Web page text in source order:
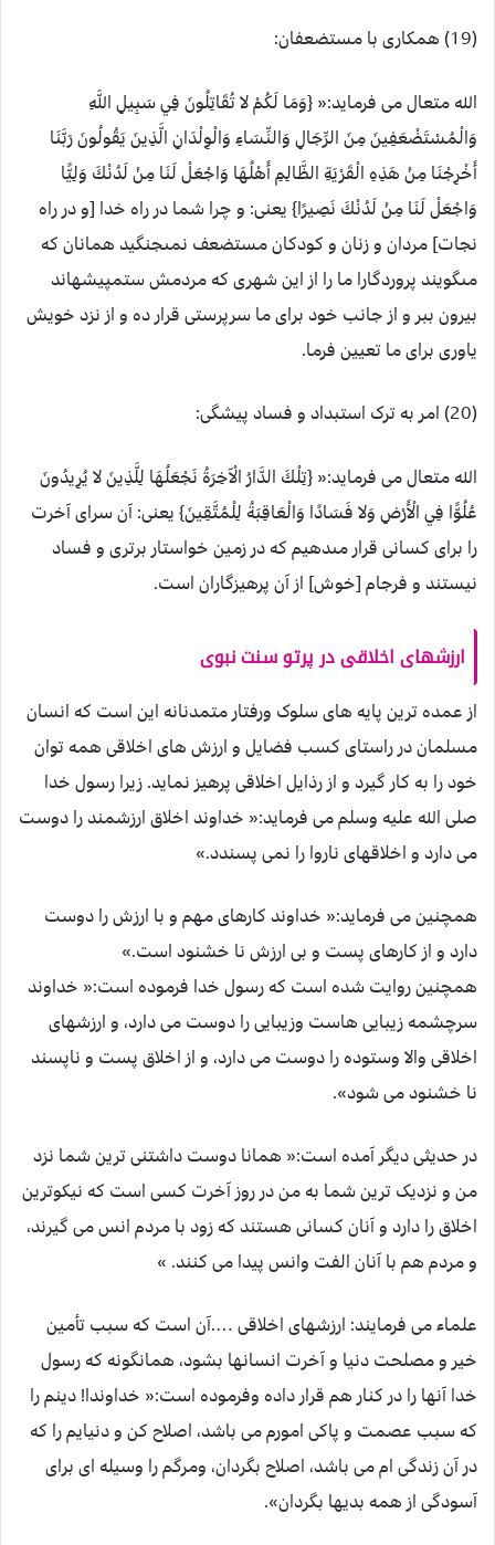
(19) همکاری با مستضعفان:
الله متعال می فرماید:« {وَمَا لَكُمْ لا تُقَاتِلُونَ فِي سَبِيلِ اللَّهِ
وَالْمُسْتَضْعَفِينَ مِنَ الرِّجَالِ وَالنِّسَاءِ وَالْوِلْدَانِ الَّذِينَ يَقُولُونَ رَبَّنَا
أَخْرِجْنَا مِنْ هَذِهِ الْقَرْيَةِ الظَّالِمِ أَهْلُهَا وَاجْعَلْ لَنَا مِنْ لَدُنْكَ وَلِيًّا
وَاجْعَلْ لَنَا مِنْ لَدُنْكَ نَصِيرًا} یعنی: و چرا شما در راه خدا [و در راه
نجات] مردان و زنان و كودكان مستضعف نمى‏جنگيد همانان كه
مى‏گويند پروردگارا ما را از اين شهرى كه مردمش ستم‏پيشه‏اند
بيرون ببر و از جانب خود براى ما سرپرستى قرار ده و از نزد خويش
ياورى براى ما تعيين فرما.
(20) امر به ترک استبداد و فساد پیشگی:
الله متعال می فرماید:« {تِلْكَ الدَّارُ الْآخِرَةُ نَجْعَلُهَا لِلَّذِينَ لا يُرِيدُونَ
عُلُوًّا فِي الْأَرْضِ وَلا فَسَادًا وَالْعَاقِبَةُ لِلْمُتَّقِينَ} یعنی: آن سراى آخرت
را براى كسانى قرار مى‏دهيم كه در زمين خواستار برترى و فساد
نيستند و فرجام [خوش] از آن پرهيزگاران است.
ارزشهای اخلاقی در پرتو سنت نبوی
از عمده ترین پایه های سلوک ورفتار متمدنانه این است که انسان
مسلمان در راستای کسب فضایل و ارزش های اخلاقی همه توان
خود را به کار گیرد و از رذایل اخلاقی پرهیز نماید. زیرا رسول خدا
صلی الله علیه وسلم می فرماید:« خداوند اخلاق ارزشمند را دوست
می دارد و اخلاقهای ناروا را نمی پسندد.»
همچنین می فرماید:« خداوند کارهای مهم و با ارزش را دوست
دارد و از کارهای پست و بی ارزش نا خشنود است.»
همچنین روایت شده است که رسول خدا فرموده است:« خداوند
سرچشمه زیبایی هاست وزیبایی را دوست می دارد، و ارزشهای
اخلاقی والا وستوده را دوست می دارد، و از اخلاق پست و ناپسند
نا خشنود می شود».
در حدیثی دیگر آمده است:« همانا دوست داشتنی ترین شما نزد
من و نزدیک ترین شما به من در روز آخرت کسی است که نیکوترین
اخلاق را دارد و آنان کسانی هستند که زود با مردم انس می گیرند،
و مردم هم با آنان الفت وانس پیدا می کنند. »
علماء می فرمایند: ارزشهای اخلاقی ….آن است که سبب تأمین
خیر و مصلحت دنیا و آخرت انسانها بشود، همانگونه که رسول
خدا آنها را در کنار هم قرار داده وفرموده است:« خداوندا‍‍! دینم را
که سبب عصمت و پاکی امورم می باشد، اصلاح کن و دنیایم را که
در آن زندگی ام می باشد، اصلاح بگردان، ومرگم را وسیله ای برای
آسودگی از همه بدیها بگردان».